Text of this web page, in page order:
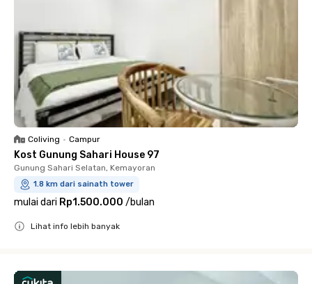
Coliving • Campur
Kost Gunung Sahari House 97
Gunung Sahari Selatan, Kemayoran
1.8 km dari sainath tower
mulai dari Rp1.500.000 /bulan
Lihat info lebih banyak